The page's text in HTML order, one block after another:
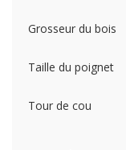
Grosseur du bois
Taille du poignet
Tour de cou